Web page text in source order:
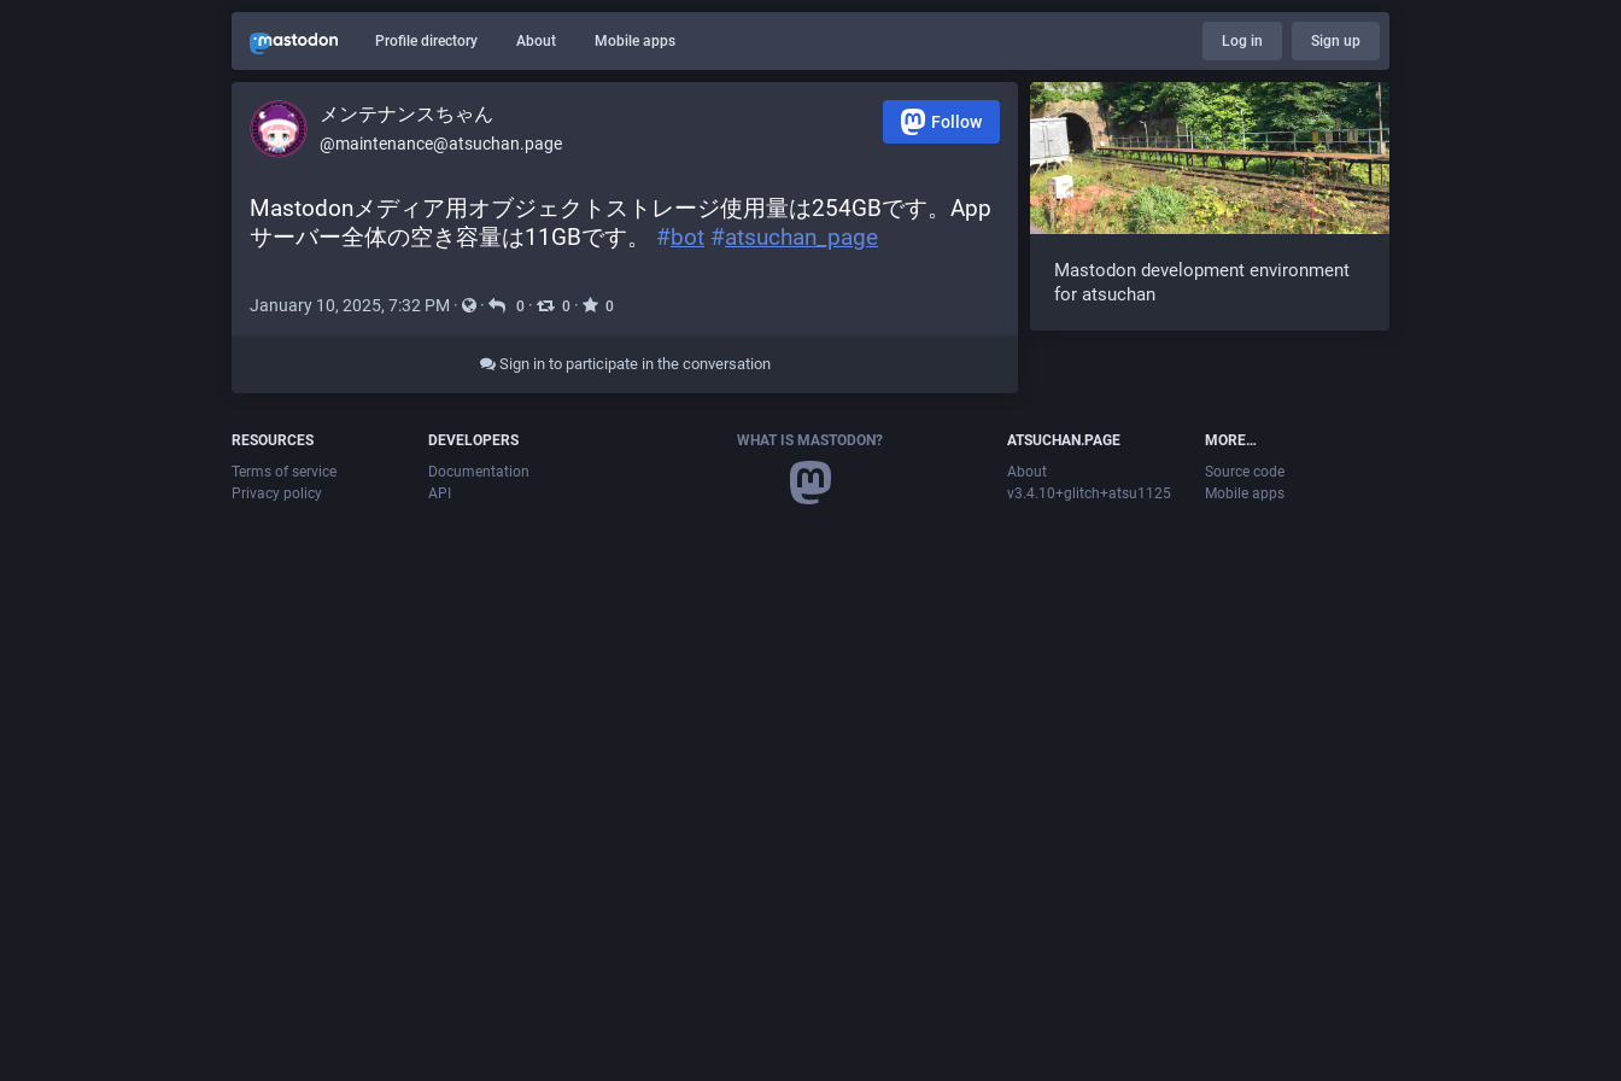
Profile directory About Mobile apps Log in Sign up
メンテナンスちゃん
@maintenance@atsuchan.page
Follow
Mastodonメディア用オブジェクトストレージ使用量は254GBです。App
サーバー全体の空き容量は11GBです。 #bot #atsuchan_page
January 10, 2025, 7:32 PM · · 0 · 0 · 0
Sign in to participate in the conversation
Mastodon development environment
for atsuchan
RESOURCES
Terms of service
Privacy policy
DEVELOPERS
Documentation
API
WHAT IS MASTODON?
ATSUCHAN.PAGE
About
v3.4.10+glitch+atsu1125
MORE…
Source code
Mobile apps